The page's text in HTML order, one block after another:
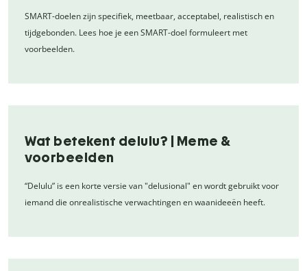
SMART-doelen zijn specifiek, meetbaar, acceptabel, realistisch en
tijdgebonden. Lees hoe je een SMART-doel formuleert met
voorbeelden.
Wat betekent delulu? | Meme &
voorbeelden
“Delulu” is een korte versie van "delusional" en wordt gebruikt voor
iemand die onrealistische verwachtingen en waanideeën heeft.